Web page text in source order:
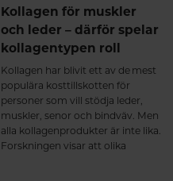
månader visar forskning att
kollagen kan bidra till en fortsatt
positiv utveckling av broskets
och bindvävens kvalitet samt ge
ett långsiktigt stöd för
ledfunktionen⁶. Många upplever
då att kroppen känns: ✔ mer
rörlig ✔ stabilare i lederna ✔
bättre rustad för både träning
och vardagens belastning Det
Kollagen för muskler
och leder – därför spelar
kollagentypen roll
Kollagen har blivit ett av de mest
populära kosttillskotten för
personer som vill stödja leder,
muskler, senor och bindväv. Men
alla kollagenprodukter är inte lika.
Forskningen visar att olika